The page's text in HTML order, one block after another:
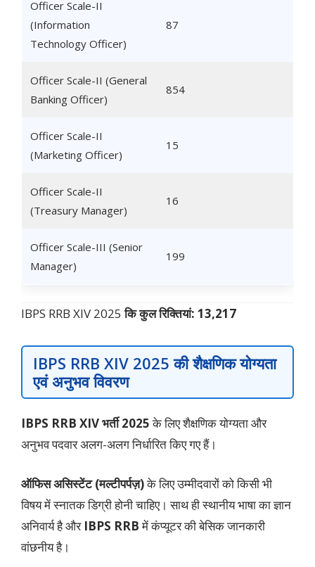
Officer Scale-II
(Information
Technology Officer)
87
Officer Scale-II (General
Banking Officer)
854
Officer Scale-II
(Marketing Officer)
15
Officer Scale-II
(Treasury Manager)
16
Officer Scale-III (Senior
Manager)
199
IBPS RRB XIV 2025किकुल रिक्तियां: 13,217
IBPS RRB XIV 2025 की शैक्षणिक योग्यता
एवं अनुभव विवरण
IBPS RRB XIV भर्ती 2025के लिए शैक्षणिक योग्यता और
अनुभव पदवार अलग-अलग निर्धारित किए गए हैं।
ऑफिस असिस्टेंट (मल्टीपर्पज़)के लिए उम्मीदवारों को किसी भी
विषय में स्नातक डिग्री होनी चाहिए। साथ ही स्थानीय भाषा का ज्ञान
अनिवार्य है और IBPS RRBमें कंप्यूटर की बेसिक जानकारी
वांछनीय है।